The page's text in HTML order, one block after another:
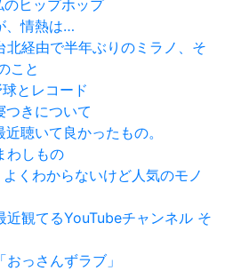
ヒップホップ
、情熱は…
経由で半年ぶりのミラノ、そ
こと
とレコード
きについて
聴いて良かったもの。
わしもの
くわからないけど人気のモノ
観てるYouTubeチャンネル そ
っさんずラブ」